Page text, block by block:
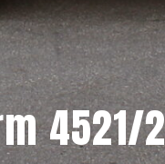
4521/